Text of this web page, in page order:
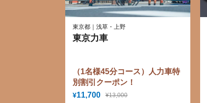
東京都｜浅草・上野
東京力車
（1名様45分コース）人力車特
別割引クーポン！
¥11,700 ¥13,000